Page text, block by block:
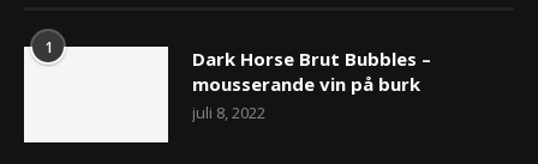
1
Dark Horse Brut Bubbles –
mousserande vin på burk
juli 8, 2022